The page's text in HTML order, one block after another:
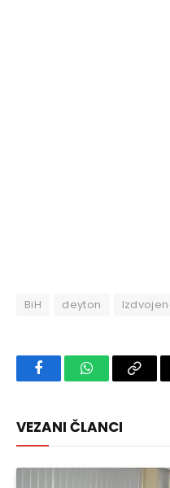
BiH deyton
FacebookWhatsAppCopy
VEZANI ČLANCI